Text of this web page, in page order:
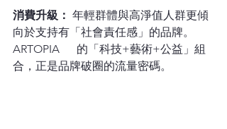
消費升級： 年輕群體與高淨值人群更傾
向於支持有「社會責任感」的品牌。
ARTOPIA      的「科技+藝術+公益」組
合，正是品牌破圈的流量密碼。